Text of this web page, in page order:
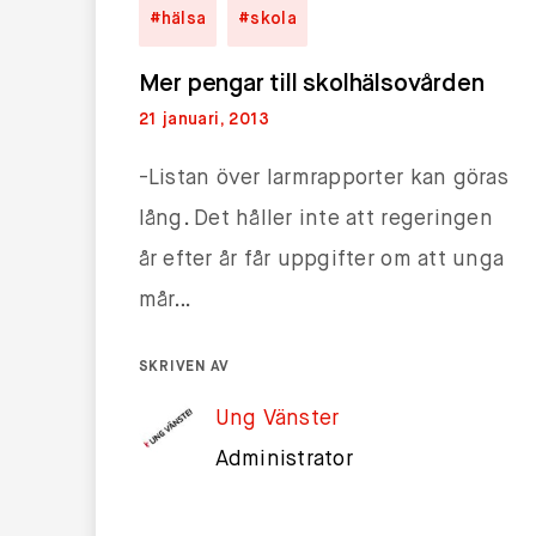
#hälsa #skola
Mer pengar till skolhälsovården
21 januari, 2013
-Listan över larmrapporter kan göras
lång. Det håller inte att regeringen
år efter år får uppgifter om att unga
mår…
SKRIVEN AV
Ung Vänster
Administrator